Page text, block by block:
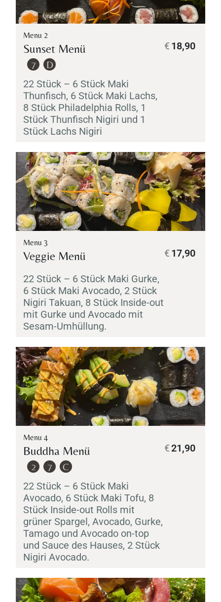
Menu 2
Sunset Menü
7 D
22 Stück – 6 Stück Maki
Thunfisch, 6 Stück Maki Lachs,
8 Stück Philadelphia Rolls, 1
Stück Thunfisch Nigiri und 1
Stück Lachs Nigiri
18,90
€
Menu 3
Veggie Menü
22 Stück – 6 Stück Maki Gurke,
6 Stück Maki Avocado, 2 Stück
Nigiri Takuan, 8 Stück Inside-out
mit Gurke und Avocado mit
Sesam-Umhüllung.
17,90
€
Menu 4
Buddha Menü
2 7 C
22 Stück – 6 Stück Maki
Avocado, 6 Stück Maki Tofu, 8
Stück Inside-out Rolls mit
grüner Spargel, Avocado, Gurke,
Tamago und Avocado on-top
und Sauce des Hauses, 2 Stück
Nigiri Avocado.
21,90
€